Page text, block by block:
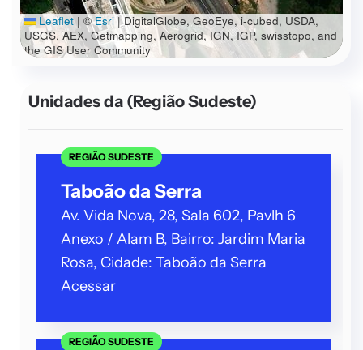
Leaflet | ©Esri| DigitalGlobe, GeoEye, i-cubed, USDA,
USGS, AEX, Getmapping, Aerogrid, IGN, IGP, swisstopo, and
the GIS User Community
Unidades da (Região Sudeste)
Taboão da Serra
REGIÃO SUDESTE
Av. Vida Nova, 28, Sala 602, Pavlh 6
Anexo / Alam B, Bairro: Jardim Maria
Rosa, Cidade: Taboão da Serra
Acessar
REGIÃO SUDESTE